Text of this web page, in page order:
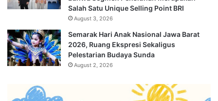
Salah Satu Unique Selling Point BRI
August 3, 2026
Semarak Hari Anak Nasional Jawa Barat
2026, Ruang Ekspresi Sekaligus
Pelestarian Budaya Sunda
August 2, 2026